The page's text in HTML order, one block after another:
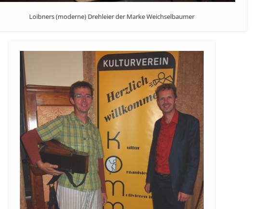
Loibners (moderne) Drehleier der Marke Weichselbaumer